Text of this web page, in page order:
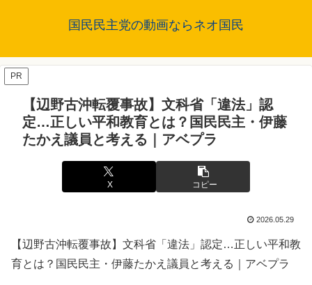
国民民主党の動画ならネオ国民
PR
【辺野古沖転覆事故】文科省「違法」認
定…正しい平和教育とは？国民民主・伊藤
たかえ議員と考える｜アベプラ
X コピー
2026.05.29
【辺野古沖転覆事故】文科省「違法」認定…正しい平和教
育とは？国民民主・伊藤たかえ議員と考える｜アベプラ